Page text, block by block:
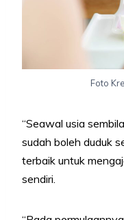
Foto
“Seawal usia
sudah boleh duduk
terbaik untuk
sendiri.